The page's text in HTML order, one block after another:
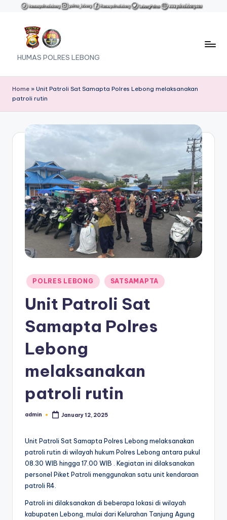
content
HUMAS POLRES LEBONG
Home » Unit Patroli Sat Samapta Polres Lebong melaksanakan
patroli rutin
Posted
in
POLRES LEBONG SATSAMAPTA
Unit Patroli Sat
Samapta Polres
Lebong
melaksanakan
patroli rutin
Posted
admin January 12, 2025
Unit Patroli Sat Samapta Polres Lebong melaksanakan
patroli rutin di wilayah hukum Polres Lebong antara pukul
08.30 WIB hingga 17.00 WIB . Kegiatan ini dilaksanakan
personel Piket Patroli menggunakan satu unit kendaraan
patroli R4.
Patroli ini dilaksanakan di beberapa lokasi di wilayah
kabupaten Lebong, mulai dari Kelurahan Tanjung Agung